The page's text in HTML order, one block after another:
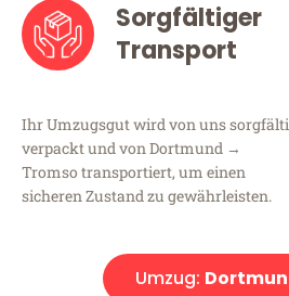
Sorgfältiger
Transport
Ihr Umzugsgut wird von uns
verpackt und von Dortmund →
Tromso transportiert, um einen
sicheren Zustand zu gewährleisten.
Umzug: